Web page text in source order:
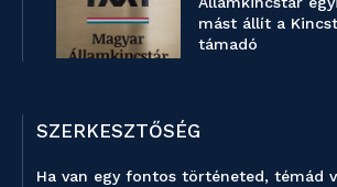
mást állít a
támadó
SZERKESZTŐSÉG
Ha van egy fontos történeted, témád